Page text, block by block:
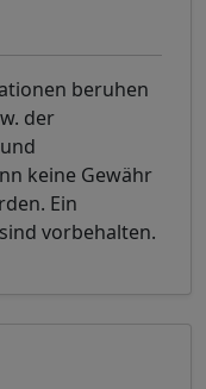
beruhen
der
keine Gewähr
Ein
vorbehalten.